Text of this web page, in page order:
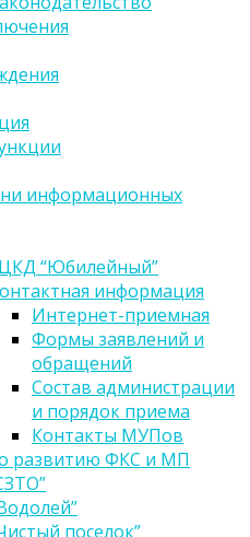
информационных
“Юбилейный”
информация
Интернет-приемная
Формы заявлений и
обращений
Состав администрации
и порядок приема
Контакты МУПов
развитию ФКС и МП
поселок”